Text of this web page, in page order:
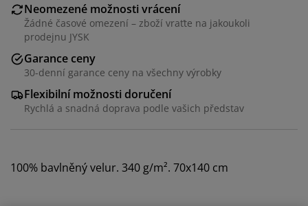
Neomezené možnosti vrácení
Žádné časové omezení – zboží vraťte na jakoukoli
prodejnu JYSK
Garance ceny
30-denní garance ceny na všechny výrobky
Flexibilní možnosti doručení
Rychlá a snadná doprava podle vašich představ
100% bavlněný velur. 340 g/m². 70x140 cm